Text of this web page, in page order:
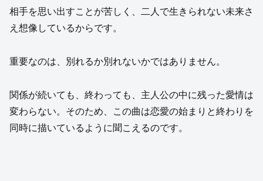
相手を思い出すことが苦しく、二人で生きられない未来さ
え想像しているからです。
重要なのは、別れるか別れないかではありません。
関係が続いても、終わっても、主人公の中に残った愛情は
変わらない。そのため、この曲は恋愛の始まりと終わりを
同時に描いているように聞こえるのです。